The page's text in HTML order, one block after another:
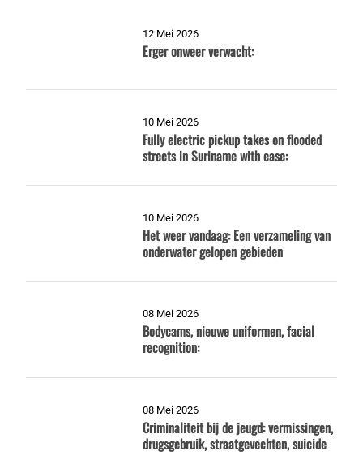
12 Mei 2026
Erger onweer verwacht:
10 Mei 2026
Fully electric pickup takes on flooded
streets in Suriname with ease:
10 Mei 2026
Het weer vandaag: Een verzameling van
onderwater gelopen gebieden
08 Mei 2026
Bodycams, nieuwe uniformen, facial
recognition:
08 Mei 2026
Criminaliteit bij de jeugd: vermissingen,
drugsgebruik, straatgevechten, suicide